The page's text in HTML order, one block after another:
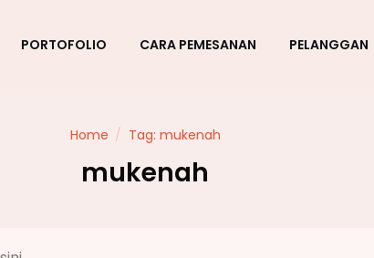
PORTOFOLIO CARA PEMESANAN PELANGGAN
Home / Tag: mukenah
mukenah